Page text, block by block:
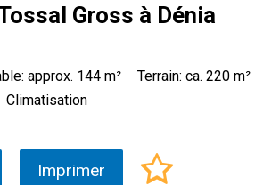
Gross à Dénia
approx. 144 m² Terrain: ca. 220 m²
Climatisation
Imprimer